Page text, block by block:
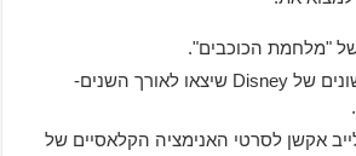
"מלחמת הכוכבים".
סרטי האנימציה השונים של Disney שיצאו לאורך השנים-
אקשן לסרטי האנימציה הקלאסיים של